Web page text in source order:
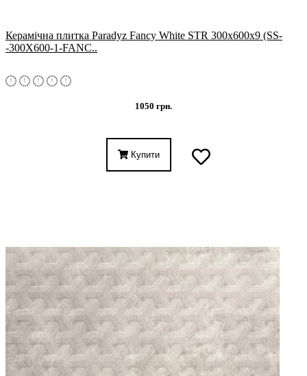
Керамічна плитка Paradyz Fancy White STR 300x600x9 (SS-
-300X600-1-FANC..
1050 грн.
Купити